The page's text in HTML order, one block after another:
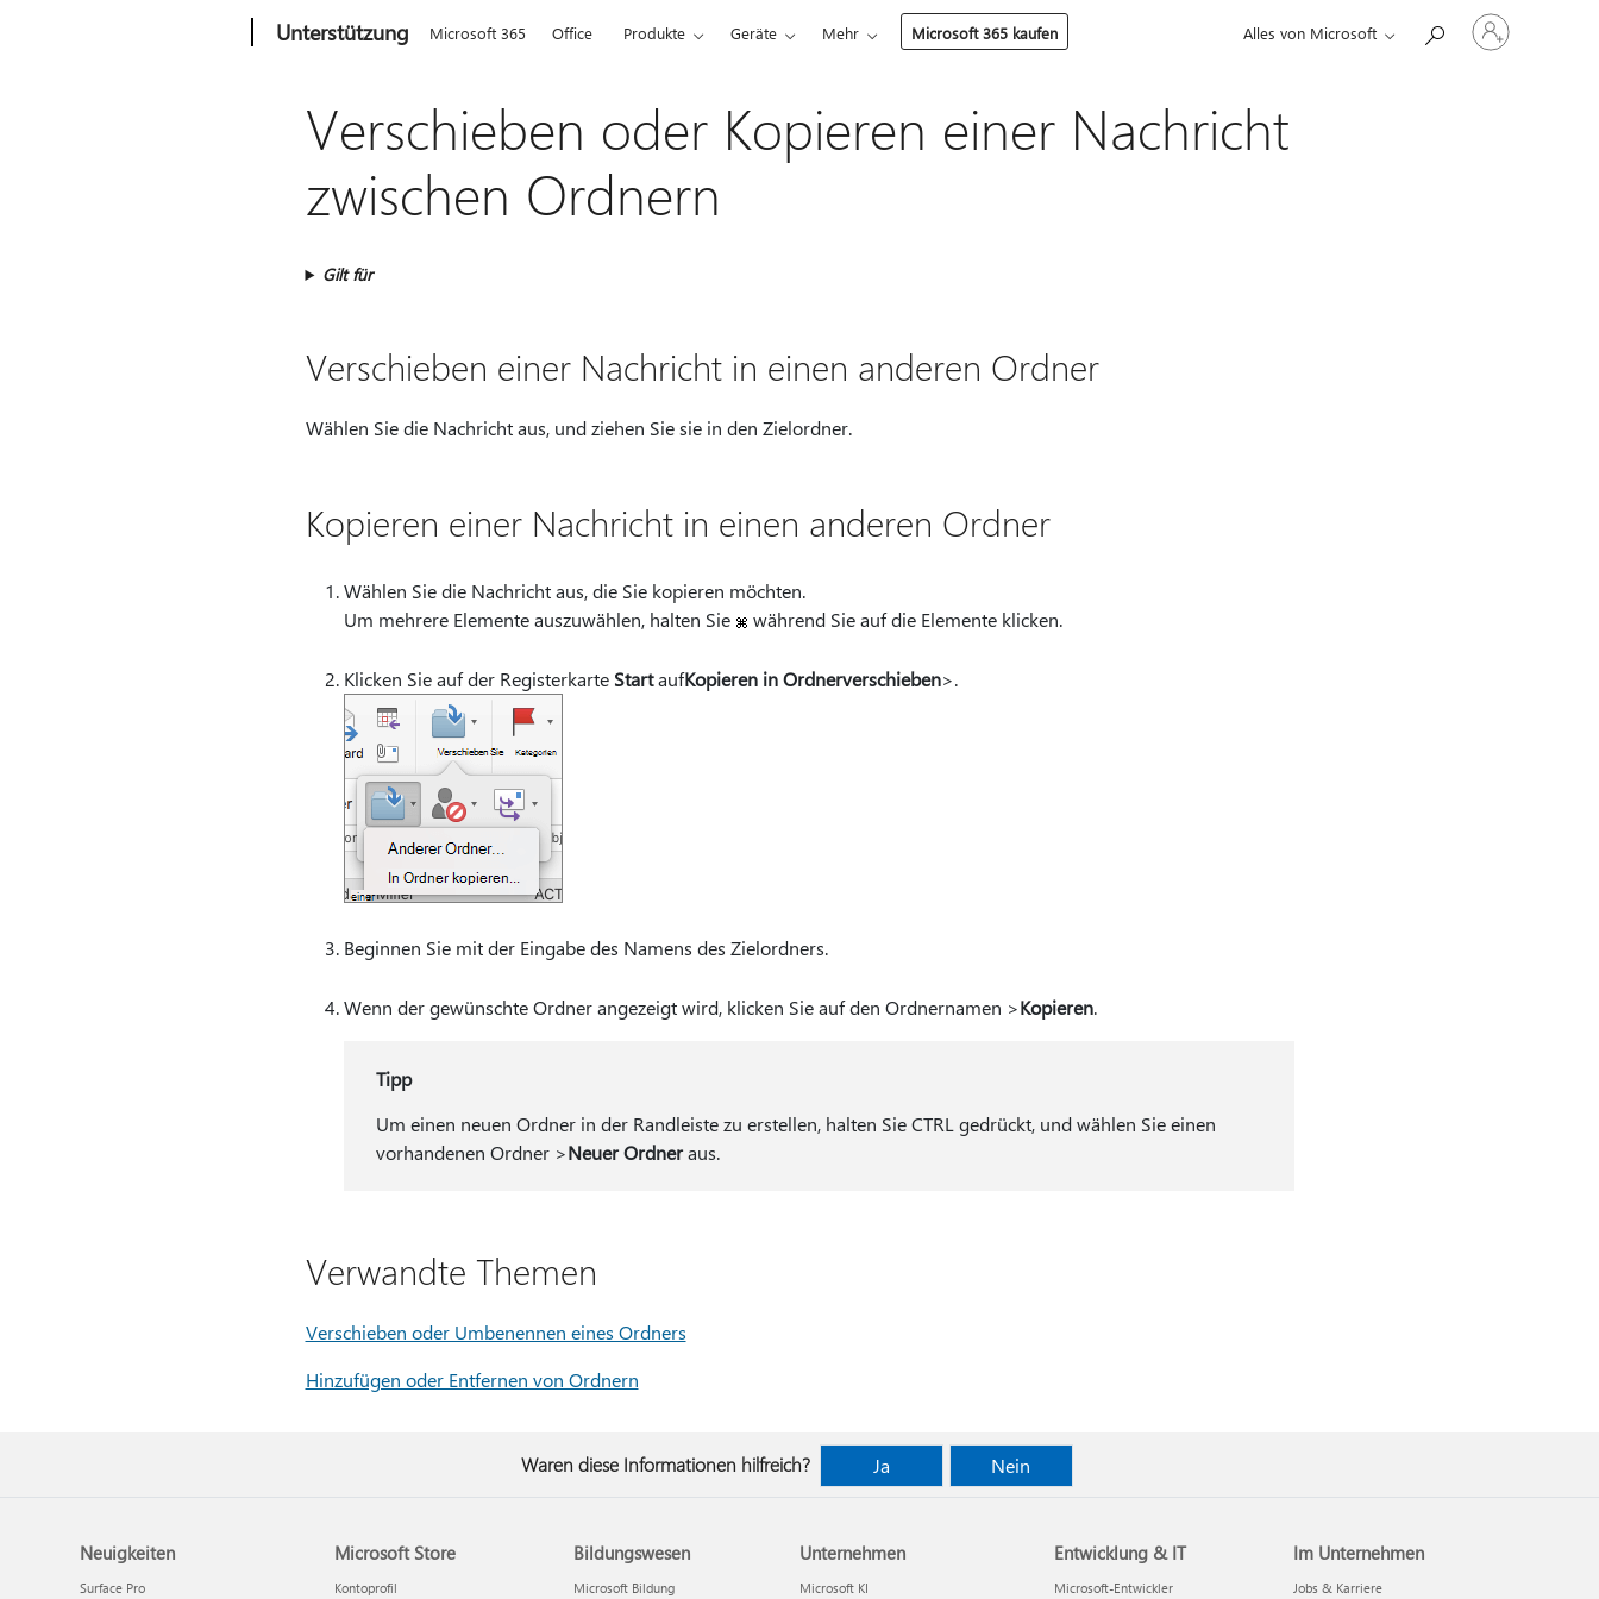
Unterstützung Microsoft 365 Office Produkte Geräte Mehr Microsoft 365 kaufen Alles von Microsoft
Bei
Ihrem
Konto
Verschieben oder Kopieren einer Nachricht
zwischen Ordnern
Gilt für
Verschieben einer Nachricht in einen anderen Ordner
Wählen Sie die Nachricht aus, und ziehen Sie sie in den Zielordner.
Kopieren einer Nachricht in einen anderen Ordner
Wählen Sie die Nachricht aus, die Sie kopieren möchten.
Um mehrere Elemente auszuwählen, halten Sie
während Sie auf die Elemente klicken.
Klicken Sie auf der Registerkarte StartaufKopieren in Ordnerverschieben>.
Beginnen Sie mit der Eingabe des Namens des Zielordners.
Wenn der gewünschte Ordner angezeigt wird, klicken Sie auf den Ordnernamen >Kopieren.
Tipp
Um einen neuen Ordner in der Randleiste zu erstellen, halten Sie CTRL gedrückt, und wählen Sie einen
vorhandenen Ordner >Neuer Ordneraus.
Verwandte Themen
Verschieben oder Umbenennen eines Ordners
Hinzufügen oder Entfernen von Ordnern
Waren diese Informationen hilfreich? Ja Nein
Neuigkeiten
Surface Pro
Microsoft Store
Kontoprofil
Bildungswesen
Microsoft Bildung
Unternehmen
Microsoft KI
Entwicklung & IT
Microsoft-Entwickler
Im Unternehmen
Jobs & Karriere